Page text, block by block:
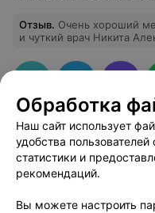
Отзыв. Очень хороший
и чуткий врач Никита
Обработка
Наш сайт использует
удобства
статистики и
рекомендаций.
Вы можете настроить